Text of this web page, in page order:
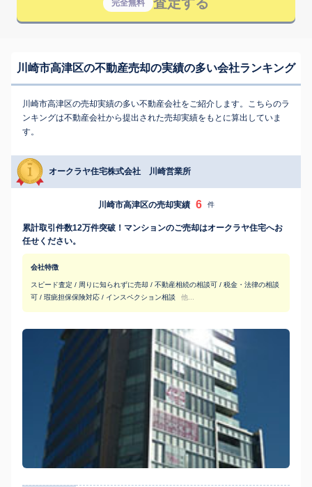
完全無料
川崎市高津区の不動産売却の実績の多い会社ランキング
川崎市高津区の売却実績の多い不動産会社をご紹介します。こちらのラ
ンキングは不動産会社から提出された売却実績をもとに算出していま
す。
オークラヤ住宅株式会社 川崎営業所
川崎市高津区の売却実績 6 件
累計取引件数12万件突破！マンションのご売却はオークラヤ住宅へお
任せください。
会社特徴
スピード査定 / 周りに知られずに売却 / 不動産相続の相談可 / 税金・法律の相談
可 / 瑕疵担保保険対応 / インスペクション相談
他...